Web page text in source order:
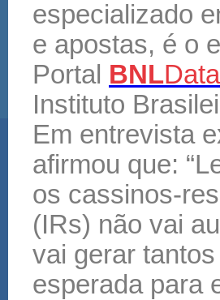
especializado
e apostas, é o
Portal BNLData
Instituto
Em entrevista
afirmou que:
os cassinos-
(IRs) não vai
vai gerar
esperada para